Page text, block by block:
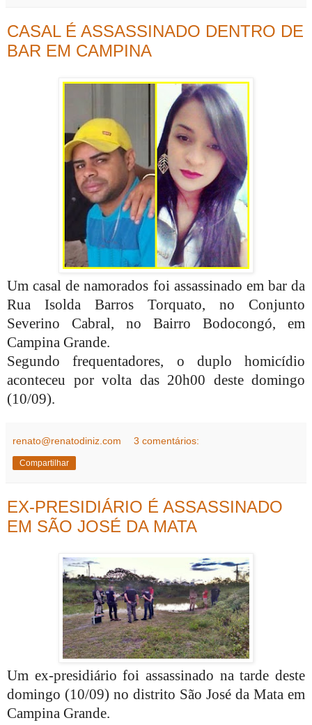
CASAL É ASSASSINADO DENTRO DE
BAR EM CAMPINA
Um casal de namorados foi assassinado em bar da
Rua Isolda Barros Torquato, no Conjunto
Severino Cabral, no Bairro Bodocongó, em
Campina Grande.
Segundo frequentadores, o duplo homicídio
aconteceu por volta das 20h00 deste domingo
(10/09).
renato@renatodiniz.com 3 comentários:
Compartilhar
EX-PRESIDIÁRIO É ASSASSINADO
EM SÃO JOSÉ DA MATA
Um ex-presidiário foi assassinado na tarde deste
domingo (10/09) no distrito São José da Mata em
Campina Grande.